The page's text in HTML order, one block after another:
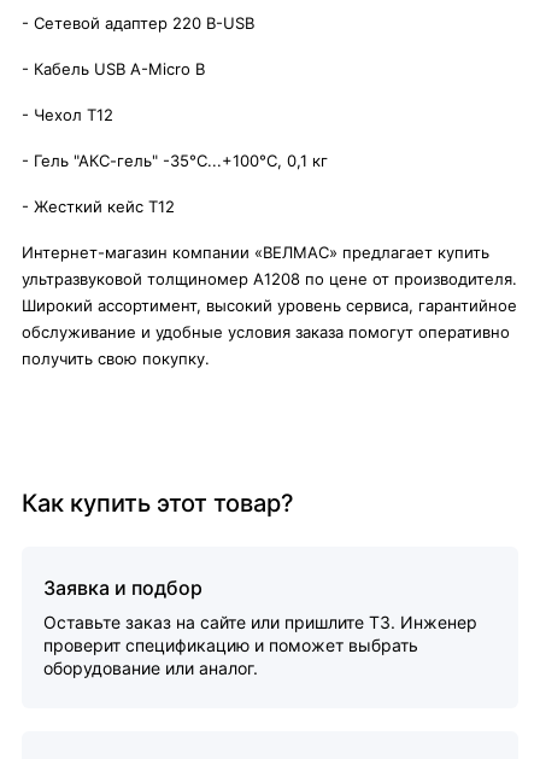
- Сетевой адаптер 220 В-USB
- Кабель USB A-Micro B
- Чехол Т12
- Гель "АКС-гель" -35°C...+100°C, 0,1 кг
- Жесткий кейс Т12
Интернет-магазин компании «ВЕЛМАС» предлагает купить
ультразвуковой толщиномер A1208 по цене от производителя.
Широкий ассортимент, высокий уровень сервиса, гарантийное
обслуживание и удобные условия заказа помогут оперативно
получить свою покупку.
Как купить этот товар?
Заявка и подбор
Оставьте заказ на сайте или пришлите ТЗ. Инженер
проверит спецификацию и поможет выбрать
оборудование или аналог.